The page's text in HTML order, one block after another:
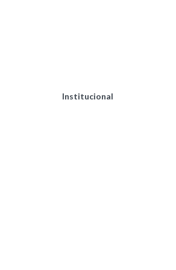
Institucional